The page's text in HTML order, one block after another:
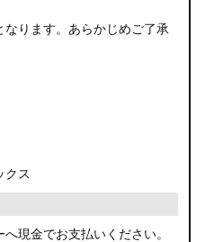
ります。あらかじめご了承
クス
現金でお支払いください。